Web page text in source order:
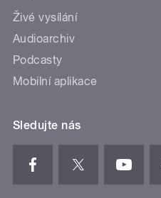
Živé vysílání
Audioarchiv
Podcasty
Mobilní aplikace
Sledujte nás